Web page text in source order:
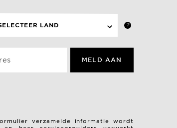
LAND
MELD AAN
verzamelde informatie wordt